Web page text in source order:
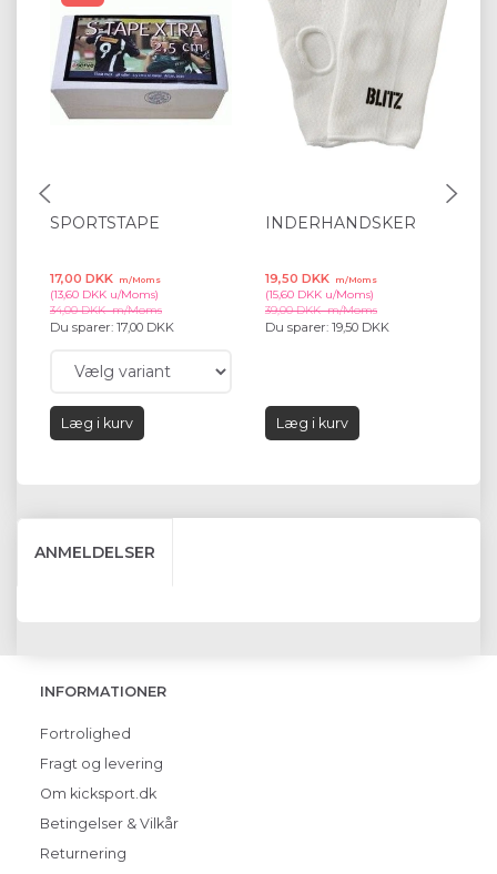
SPORTSTAPE
17,00 DKK m/Moms
(13,60 DKK u/Moms)
34,00 DKKm/Moms
Du sparer: 17,00 DKK
Læg i kurv
INDERHANDSKER
19,50 DKK m/Moms
(15,60 DKK u/Moms)
39,00 DKKm/Moms
Du sparer: 19,50 DKK
Læg i kurv
ANMELDELSER
INFORMATIONER
Fortrolighed
Fragt og levering
Om kicksport.dk
Betingelser & Vilkår
Returnering